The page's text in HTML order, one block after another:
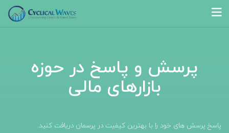
پرسش و پاسخ در حوزه
بازارهای مالی
پاسخ پرسش های خود را با بهترین کیفیت در پرسمان دریافت کنید.